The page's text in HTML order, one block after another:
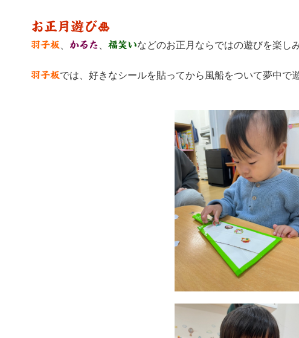
お正月遊び🎍
羽子板 かるた 福笑いなどのお正月ならではの遊びを楽し
羽子板では、好きなシールを貼ってから風船をついて夢中で